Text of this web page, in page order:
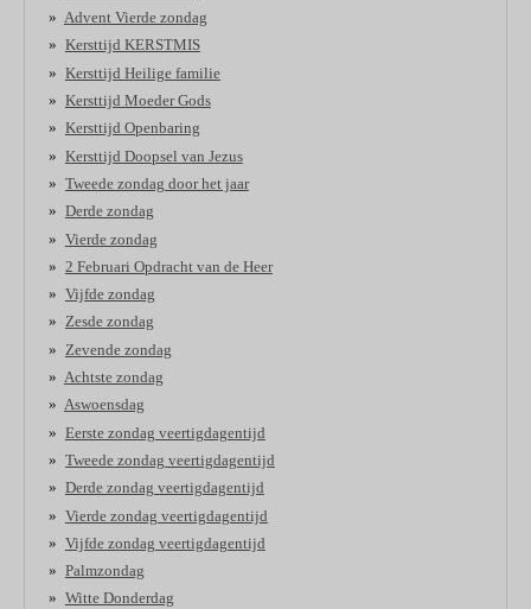
Advent Vierde zondag
Kersttijd KERSTMIS
Kersttijd Heilige familie
Kersttijd Moeder Gods
Kersttijd Openbaring
Kersttijd Doopsel van Jezus
Tweede zondag door het jaar
Derde zondag
Vierde zondag
2 Februari Opdracht van de Heer
Vijfde zondag
Zesde zondag
Zevende zondag
Achtste zondag
Aswoensdag
Eerste zondag veertigdagentijd
Tweede zondag veertigdagentijd
Derde zondag veertigdagentijd
Vierde zondag veertigdagentijd
Vijfde zondag veertigdagentijd
Palmzondag
Witte Donderdag